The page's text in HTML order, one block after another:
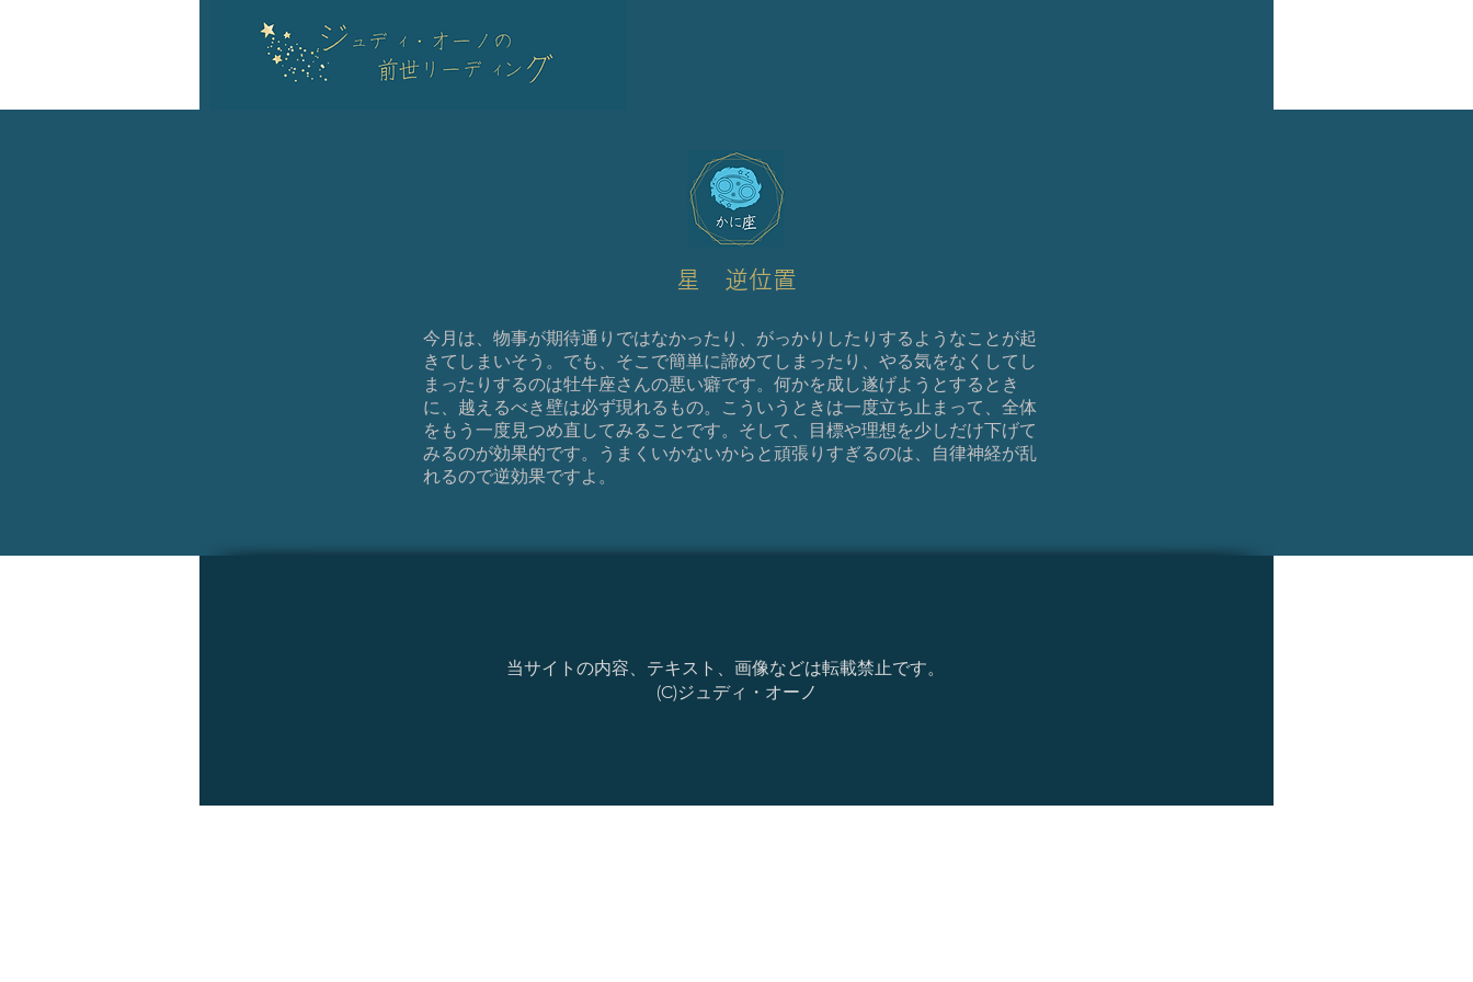
星 逆位置
今月は、物事が期待通りではなかったり、がっかりしたりするようなことが起
きてしまいそう。でも、そこで簡単に諦めてしまったり、やる気をなくしてし
まったりするのは牡牛座さんの悪い癖です。何かを成し遂げようとするとき
に、越えるべき壁は必ず現れるもの。こういうときは一度立ち止まって、全体
をもう一度見つめ直してみることです。そして、目標や理想を少しだけ下げて
みるのが効果的です。うまくいかないからと頑張りすぎるのは、自律神経が乱
れるので逆効果ですよ。
当サイトの内容、テキスト、画像などは転載禁止です。
(C)ジュディ・オーノ